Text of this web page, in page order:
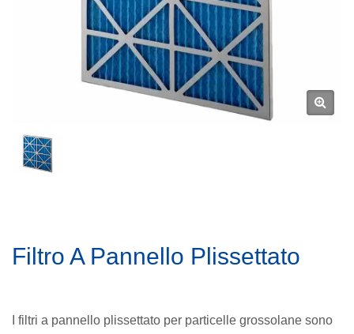
Filtro A Pannello Plissettato
I filtri a pannello plissettato per particelle grossolane sono